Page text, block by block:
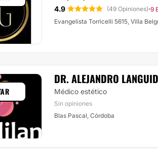
4.9
(49 Opiniones)·9
Evangelista Torricelli 5615, Villa
DR. ALEJANDRO
Médico estético
Sin opiniones
Blas Pascal, Córdoba